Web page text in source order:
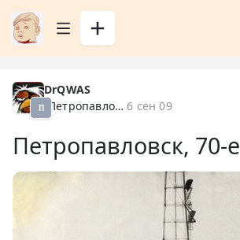
П
DrQWAS
Петропавловск XX 6 сен 09
Петропавловск, 70-е